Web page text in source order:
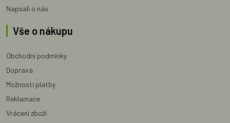
Napsali o nás
Vše o nákupu
Obchodní podmínky
Doprava
Možnosti platby
Reklamace
Vrácení zboží